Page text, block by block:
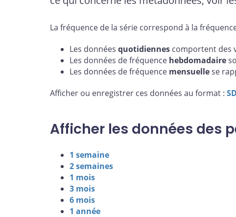
La fréquence de la série correspond à la
Les données quotidiennes comportent des
Les données de fréquence hebdomadaire
Les données de fréquence mensuellese
Afficher ou enregistrer ces données au format :
Afficher les données des
1 semaine
2 semaines
1 mois
3 mois
6 mois
1 année